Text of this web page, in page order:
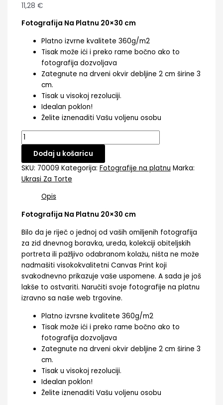
11,28 €
Fotografija Na Platnu 20×30 cm
Platno izvrne kvalitete 360g/m2
Tisak može ići i preko rame bočno ako to
fotografija dozvoljava
Zategnute na drveni okvir debljine 2 cm širine 3
cm.
Tisak u visokoj rezoluciji.
Idealan poklon!
Želite iznenaditi Vašu voljenu osobu
Dodaj u košaricu
SKU: 70009 Kategorija: Fotografije na platnu Marka:
Ukrasi Za Torte
Opis
Fotografija Na Platnu 20×30 cm
Bilo da je riječ o jednoj od vaših omiljenih fotografija
za zid dnevnog boravka, ureda, kolekciji obiteljskih
portreta ili pažljivo odabranom kolažu, ništa ne može
nadmašiti visokokvalitetni Canvas Print koji
svakodnevno prikazuje vaše uspomene. A sada je još
lakše to ostvariti. Naručiti svoje fotografije na platnu
izravno sa naše web trgovine.
Platno izvrsne kvalitete 360g/m2
Tisak može ići i preko rame bočno ako to
fotografija dozvoljava
Zategnute na drveni okvir debljine 2 cm širine 3
cm.
Tisak u visokoj rezoluciji.
Idealan poklon!
Želite iznenaditi Vašu voljenu osobu